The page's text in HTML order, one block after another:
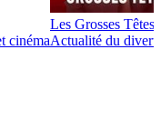
cinéma
Les Grosses Têtes
Actualité du